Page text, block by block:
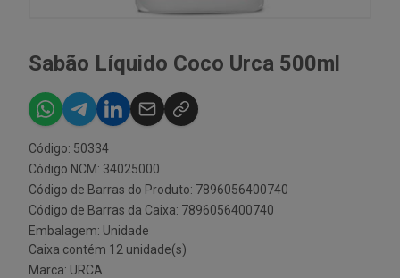
Sabão Líquido Coco Urca 500ml
Código: 50334
Código NCM: 34025000
Código de Barras do Produto: 7896056400740
Código de Barras da Caixa: 7896056400740
Embalagem: Unidade
Caixa contém 12 unidade(s)
Marca: URCA